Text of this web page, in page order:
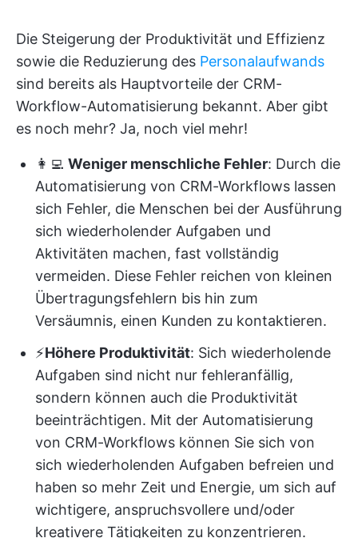
Die Steigerung der Produktivität und Effizienz
sowie die Reduzierung des Personalaufwands
sind bereits als Hauptvorteile der CRM-
Workflow-Automatisierung bekannt. Aber gibt
es noch mehr? Ja, noch viel mehr!
👩‍💻 Weniger menschliche Fehler: Durch die
Automatisierung von CRM-Workflows lassen
sich Fehler, die Menschen bei der Ausführung
sich wiederholender Aufgaben und
Aktivitäten machen, fast vollständig
vermeiden. Diese Fehler reichen von kleinen
Übertragungsfehlern bis hin zum
Versäumnis, einen Kunden zu kontaktieren.
⚡️Höhere Produktivität: Sich wiederholende
Aufgaben sind nicht nur fehleranfällig,
sondern können auch die Produktivität
beeinträchtigen. Mit der Automatisierung
von CRM-Workflows können Sie sich von
sich wiederholenden Aufgaben befreien und
haben so mehr Zeit und Energie, um sich auf
wichtigere, anspruchsvollere und/oder
kreativere Tätigkeiten zu konzentrieren.